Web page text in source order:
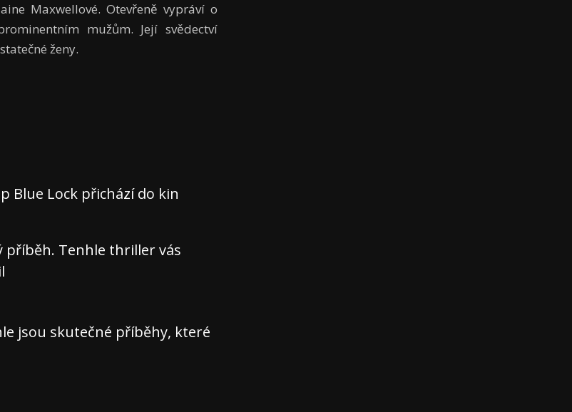
Maxwellové. Otevřeně vypráví o
mužům. Její svědectví
ženy.
Blue Lock přichází do kin
příběh. Tenhle thriller vás
jsou skutečné příběhy, které